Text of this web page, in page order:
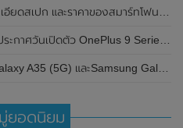
Redmi 13 (4G) เวอร์ชั่นวางขายทั่วโลกแบบจัดเต็มก่อนเปิดตัวในเร็วๆนี้
OnePlus 9 Series ในวันที่ 8 เดือนมีนาคม 2021 นี้
Galaxy A55 (5G) อย่างเป็นทางการในประเทศไทย
ยอดนิยม